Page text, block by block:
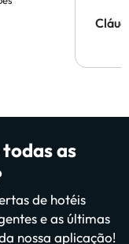
as
de hotéis
e as últimas
nossa aplicação!